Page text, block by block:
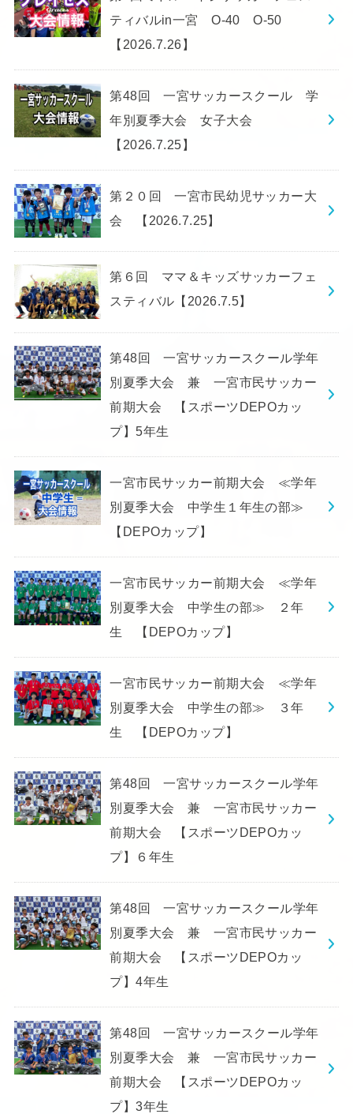
ティバルin一宮 O-40 O-50
【2026.7.26】
第48回 一宮サッカースクール 学
年別夏季大会 女子大会
【2026.7.25】
第２０回 一宮市民幼児サッカー大
会 【2026.7.25】
第６回 ママ＆キッズサッカーフェ
スティバル【2026.7.5】
第48回 一宮サッカースクール学年
別夏季大会 兼 一宮市民サッカー
前期大会 【スポーツDEPOカッ
プ】5年生
一宮市民サッカー前期大会 ≪学年
別夏季大会 中学生１年生の部≫
【DEPOカップ】
一宮市民サッカー前期大会 ≪学年
別夏季大会 中学生の部≫ ２年
生 【DEPOカップ】
一宮市民サッカー前期大会 ≪学年
別夏季大会 中学生の部≫ ３年
生 【DEPOカップ】
第48回 一宮サッカースクール学年
別夏季大会 兼 一宮市民サッカー
前期大会 【スポーツDEPOカッ
プ】６年生
第48回 一宮サッカースクール学年
別夏季大会 兼 一宮市民サッカー
前期大会 【スポーツDEPOカッ
プ】4年生
第48回 一宮サッカースクール学年
別夏季大会 兼 一宮市民サッカー
前期大会 【スポーツDEPOカッ
プ】3年生